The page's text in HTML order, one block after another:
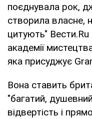
поєднувала рок,
створила власне,
цитують" Вести.Ru
академії
яка присуджує
Вона ставить
"багатий, душевний
відвертість і